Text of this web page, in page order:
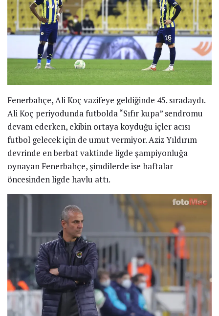
Fenerbahçe, Ali Koç vazifeye geldiğinde 45. sıradaydı.
Ali Koç periyodunda futbolda “Sıfır kupa” sendromu
devam ederken, ekibin ortaya koyduğu içler acısı
futbol gelecek için de umut vermiyor. Aziz Yıldırım
devrinde en berbat vaktinde ligde şampiyonluğa
oynayan Fenerbahçe, şimdilerde ise haftalar
öncesinden ligde havlu attı.